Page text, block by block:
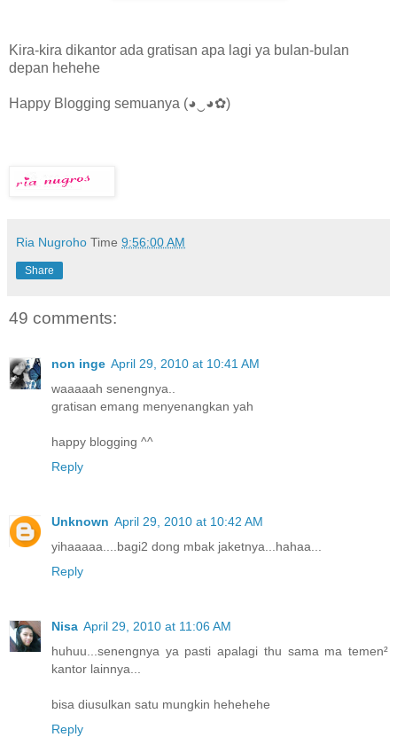
Kira-kira dikantor ada gratisan apa lagi ya bulan-bulan
depan hehehe
Happy Blogging semuanya (◕‿◕✿)
Ria Nugroho Time 9:56:00 AM
Share
49 comments:
non inge April 29, 2010 at 10:41 AM
waaaaah senengnya..
gratisan emang menyenangkan yah
happy blogging ^^
Reply
Unknown April 29, 2010 at 10:42 AM
yihaaaaa....bagi2 dong mbak jaketnya...hahaa...
Reply
Nisa April 29, 2010 at 11:06 AM
huhuu...senengnya ya pasti apalagi thu sama ma temen²
kantor lainnya...
bisa diusulkan satu mungkin hehehehe
Reply